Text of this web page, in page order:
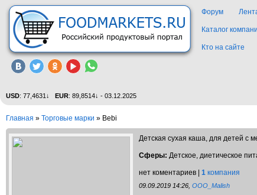
Форум
Каталог
Кто на сайте
USD: 77,4631↓ EUR: 89,8514↓ - 03.12.2025
Главная » Торговые марки » Bebi
Детская сухая каша, для детей с
Сферы: Детское, диетическое
нет коментариев | 1 компания
09.09.2019 14:26, OOO_Malish